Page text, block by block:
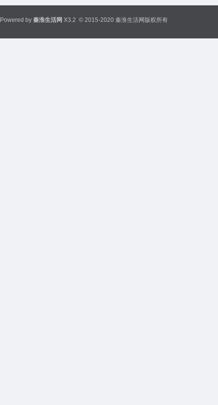
Powered by 秦淮生活网 X3.2 © 2015-2020 秦淮生活网版权所有